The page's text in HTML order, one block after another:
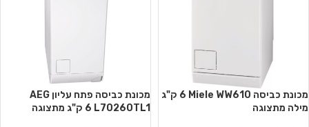
מכונת כביסה Miele WW610 ‏6 ‏ק"ג
מילה מתצוגה
מכונת כביסה פתח עליון AEG
L70260TL1 ‏6 ‏ק"ג מתצוגה